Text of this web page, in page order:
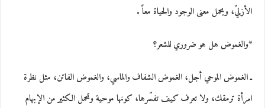
الأزليّ، ويحمل معنى الوجود والحياة معاً .
*والغموض هل هو ضروري للشعر؟
ـ الغموض الموحي أجل، الغموض الشفاف والماسي، والغموض الفاتن، مثل نظرة
امرأة ترمقك، ولا تعرف كيف تفسّرها، كونها موحية وتحمل الكثير من الإبهام